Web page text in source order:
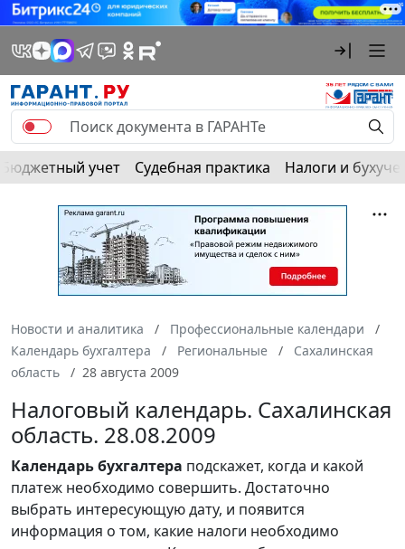
Бюджетный учет Судебная практика Налоги и
Новости и аналитика
Профессиональные календари
Календарь бухгалтера
Региональные
Сахалинская
область
28 августа 2009
Налоговый календарь. Сахалинская
область. 28.08.2009
Календарьбухгалтера подскажет, когда и какой
платеж необходимо совершить. Достаточно
выбрать интересующую дату, и появится
информация о том, какие налоги необходимо